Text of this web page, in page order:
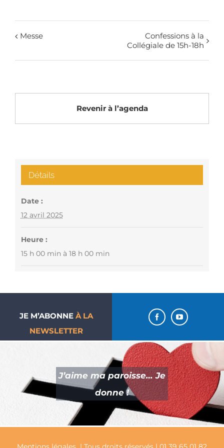
Messe
Confessions à la
Collégiale de 15h-18h
Revenir à l’agenda
Détails
Date :
12 avril 2025
Heure :
15 h 00 min à 18 h 00 min
JE M’ABONNE À LA
NEWSLETTER
J’aime ma paroisse… Je
donne !